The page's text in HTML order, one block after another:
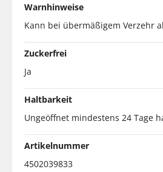
Warnhinweise
Kann bei übermäßigem Verzehr
Zuckerfrei
Ja
Haltbarkeit
Ungeöffnet mindestens 24 Tage
Artikelnummer
4502039833